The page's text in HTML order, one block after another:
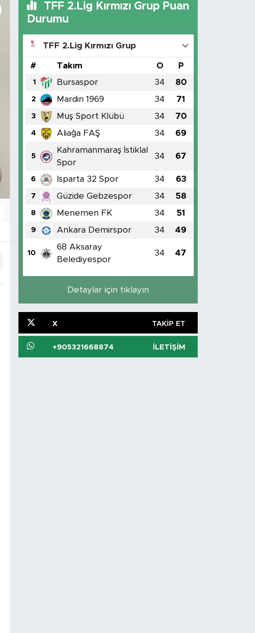
TFF 2.Lig Kırmızı Grup Puan
Durumu
TFF 2.Lig Kırmızı Grup
# Takım O P
1 Bursaspor 34 80
2 Mardin 1969 34 71
3 Muş Sport Klübü 34 70
4 Aliağa FAŞ 34 69
5
Kahramanmaraş İstiklal
Spor
34 67
6 Isparta 32 Spor 34 63
7 Güzide Gebzespor 34 58
8 Menemen FK 34 51
9 Ankara Demirspor 34 49
10
68 Aksaray
Belediyespor
34 47
Detaylar için tıklayın
X TAKIP ET
+905321668874 İLETIŞIM